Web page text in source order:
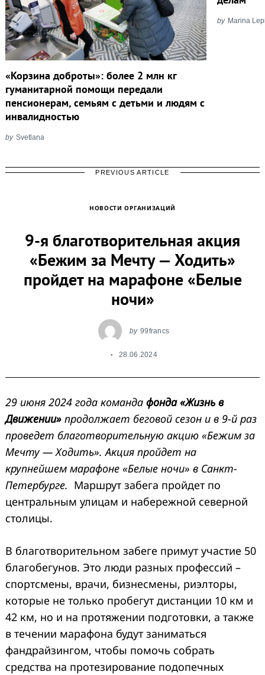
«Корзина доброты»: более 2 млн кг
гуманитарной помощи передали
пенсионерам, семьям с детьми и людям с
инвалидностью
by Svetlana
by Marina
PREVIOUS ARTICLE
НОВОСТИ ОРГАНИЗАЦИЙ
9-я благотворительная акция
«Бежим за Мечту — Ходить»
пройдет на марафоне «Белые
ночи»
by 99francs
28.06.2024
29 июня 2024 года команда фонда «Жизнь в
Движении» продолжает беговой сезон и в 9-й раз
проведет благотворительную акцию «Бежим за
Мечту — Ходить». Акция пройдет на
крупнейшем марафоне «Белые ночи» в Санкт-
Петербурге. Маршрут забега пройдет по
центральным улицам и набережной северной
столицы.
В благотворительном забеге примут участие 50
благобегунов. Это люди разных профессий –
спортсмены, врачи, бизнесмены, риэлторы,
которые не только пробегут дистанции 10 км и
42 км, но и на протяжении подготовки, а также
в течении марафона будут заниматься
фандрайзингом, чтобы помочь собрать
средства на протезирование подопечных